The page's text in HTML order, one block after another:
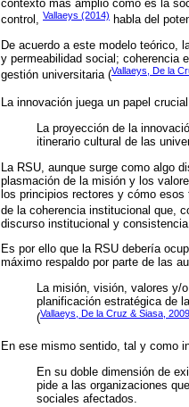
contexto más amplio como es la
control, Vallaeys (2014) habla del
De acuerdo a este modelo teórico,
y permeabilidad social; coherencia
gestión universitaria (Vallaeys, De la
La innovación juega un papel
La proyección de la
itinerario cultural de las
La RSU, aunque surge como algo
plasmación de la misión y los
los principios rectores y cómo
de la coherencia institucional que,
discurso institucional y
Es por ello que la RSU debería
máximo respaldo por parte de las
La misión, visión, valores y/
planificación estratégica de
(Vallaeys, De la Cruz & Siasa,
En ese mismo sentido, tal y como
En su doble dimensión de
pide a las organizaciones
sociales afectados.